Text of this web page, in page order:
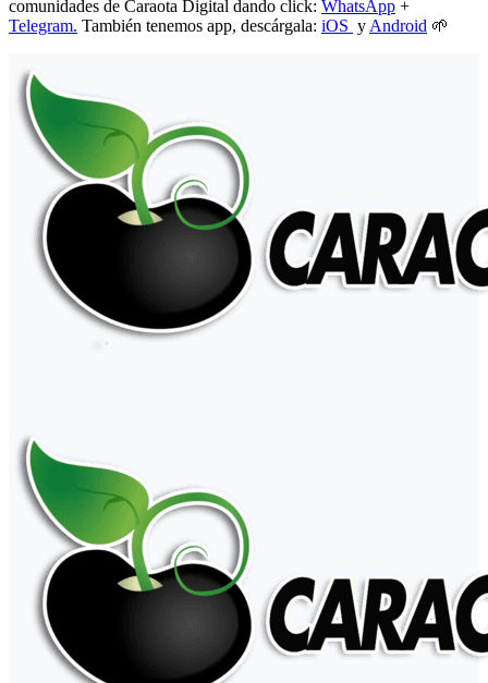
comunidades de Caraota Digital dando click: WhatsApp +
Telegram. También tenemos app, descárgala: iOS y Android 🌱